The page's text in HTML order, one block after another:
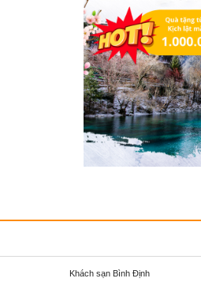
Khách sạn Bình Định